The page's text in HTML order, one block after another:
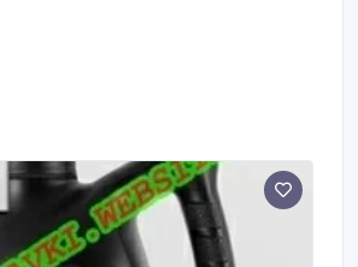
нейтрализаторов (DOC).